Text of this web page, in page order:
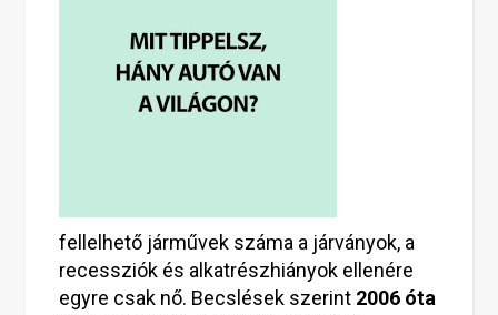
fellelhető járművek száma a járványok, a
recessziók és alkatrészhiányok ellenére
egyre csak nő. Becslések szerint 2006 óta